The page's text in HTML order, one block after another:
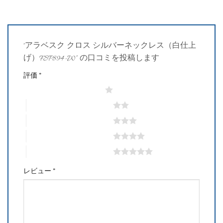
“アラベスク クロス シルバーネックレス（白仕上
げ）FSP894-W” の口コミを投稿します
評価 *
レビュー *